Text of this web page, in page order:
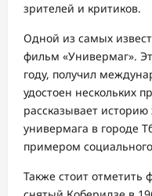
зрителей и критиков.
Одной из самых
фильм «Универмаг».
году, получил
удостоен нескольких
рассказывает
универмага в городе
примером
Также стоит